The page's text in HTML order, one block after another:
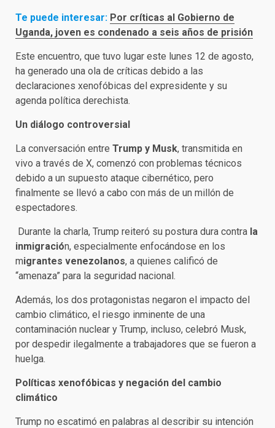
Te puede interesar: Por críticas al Gobierno de
Uganda, joven es condenado a seis años de prisión
Este encuentro, que tuvo lugar este lunes 12 de agosto,
ha generado una ola de críticas debido a las
declaraciones xenofóbicas del expresidente y su
agenda política derechista.
Un diálogo controversial
La conversación entre Trump y Musk, transmitida en
vivo a través de X, comenzó con problemas técnicos
debido a un supuesto ataque cibernético, pero
finalmente se llevó a cabo con más de un millón de
espectadores.
Durante la charla, Trump reiteró su postura dura contra la
inmigración, especialmente enfocándose en los
migrantes venezolanos, a quienes calificó de
“amenaza” para la seguridad nacional.
Además, los dos protagonistas negaron el impacto del
cambio climático, el riesgo inminente de una
contaminación nuclear y Trump, incluso, celebró Musk,
por despedir ilegalmente a trabajadores que se fueron a
huelga.
Políticas xenofóbicas y negación del cambio
climático
Trump no escatimó en palabras al describir su intención